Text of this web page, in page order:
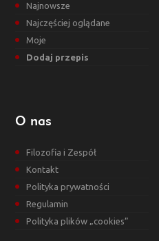
Najnowsze
Najczęściej oglądane
Moje
Dodaj przepis
O nas
Filozofia i Zespół
Kontakt
Polityka prywatności
Regulamin
Polityka plików „cookies”